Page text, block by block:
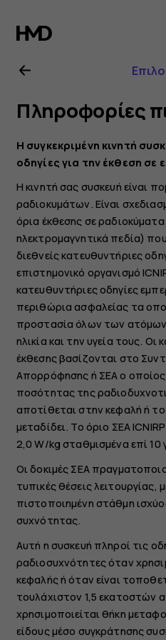
Οδηγίες
χρήσης
Nokia
4.2
Πληροφορίες
Η συγκεκριμένη κινητή
οδηγίες για την έκθεση
Η κινητή σας συσκευή είναι
ραδιοκυμάτων. Είναι
όρια έκθεσης σε
ηλεκτρομαγνητικά πεδία)
διεθνείς κατευθυντήριες
επιστημονικό οργανισμό
κατευθυντήριες οδηγίες
περιθώρια ασφαλείας τα
προστασία όλων των
ηλικία και την υγεία τους. Οι
έκθεσης βασίζονται στο
Απορρόφησης ή ΣΕΑ ο οποίος
ποσότητας της
αποτίθεται στην κεφαλή ή
μεταδίδει. Το όριο ΣΕΑ ICNIRP
2,0 W/kg σταθμισμένα επί 10
Οι δοκιμές ΣΕΑ
τυπικές θέσεις
πιστοποιημένη στάθμη
συχνότητας.
Αυτή η συσκευή πληροί τις
ραδιοσυχνότητες όταν
κεφαλής ή όταν είναι
τουλάχιστον 1,5 εκατοστών
χρησιμοποιείται θήκη
είδους μέσο συγκράτησης